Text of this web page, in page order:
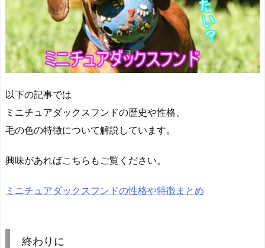
以下の記事では
ミニチュアダックスフンドの歴史や性格、
毛の色の特徴について解説しています。
興味があればこちらもご覧ください。
ミニチュアダックスフンドの性格や特徴まとめ
終わりに